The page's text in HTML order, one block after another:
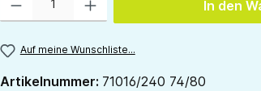
In den
Auf meine Wunschliste...
Artikelnummer: 71016/240 74/80